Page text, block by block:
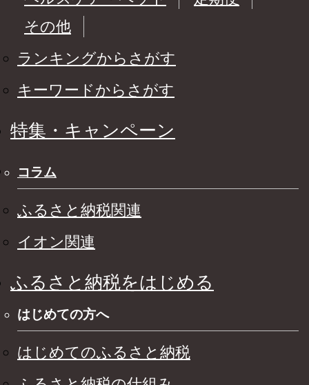
その他
ランキングからさがす
キーワードからさがす
特集・キャンペーン
コラム
ふるさと納税関連
イオン関連
ふるさと納税をはじめる
はじめての方へ
はじめてのふるさと納税